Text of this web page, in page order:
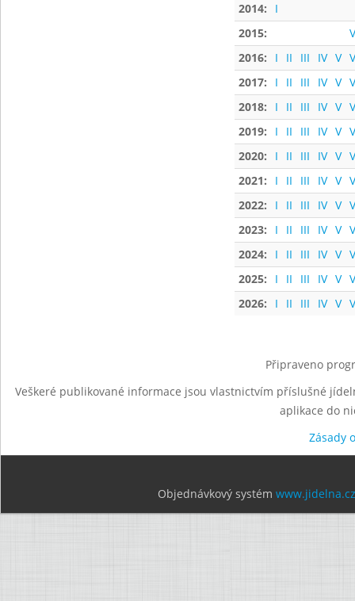
2014:
I
2015:
2016:
I II III IV V
2017:
I II III IV V
2018:
I II III IV V
2019:
I II III IV V
2020:
I II III IV V
2021:
I II III IV V
2022:
I II III IV V
2023:
I II III IV V
2024:
I II III IV V
2025:
I II III IV V
2026:
I II III IV V
Připraveno
Veškeré publikované informace jsou vlastnictvím příslušné
aplikace do
Zásady
Objednávkový systém www.jidelna.cz